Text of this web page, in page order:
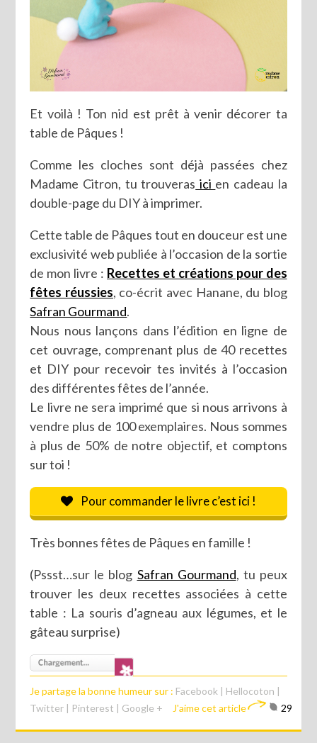
Et voilà ! Ton nid est prêt à venir décorer ta
table de Pâques !
Comme les cloches sont déjà passées chez
Madame Citron, tu trouveras ici en cadeau la
double-page du DIY à imprimer.
Cette table de Pâques tout en douceur est une
exclusivité web publiée à l’occasion de la sortie
de mon livre : Recettes et créations pour des
fêtes réussies, co-écrit avec Hanane, du blog
Safran Gourmand.
Nous nous lançons dans l’édition en ligne de
cet ouvrage, comprenant plus de 40 recettes
et DIY pour recevoir tes invités à l’occasion
des différentes fêtes de l’année.
Le livre ne sera imprimé que si nous arrivons à
vendre plus de 100 exemplaires. Nous sommes
à plus de 50% de notre objectif, et comptons
sur toi !
Pour commander le livre c’est ici !
Très bonnes fêtes de Pâques en famille !
(Pssst…sur le blog Safran Gourmand, tu peux
trouver les deux recettes associées à cette
table : La souris d’agneau aux légumes, et le
gâteau surprise)
Je partage la bonne humeur sur : Facebook | Hellocoton |
Twitter | Pinterest | Google + J'aime cet article 29